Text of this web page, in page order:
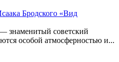
знаменитый советский
особой атмосферностью и...